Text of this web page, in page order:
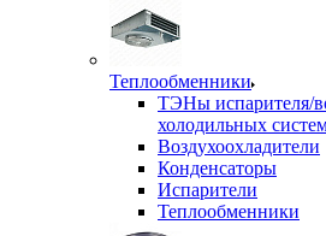
Теплообменники
ТЭНы испарителя/
холодильных
Воздухоохладители
Конденсаторы
Испарители
Теплообменники